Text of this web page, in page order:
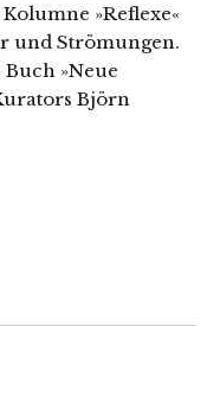
»Reflexe«
und Strömungen.
»Neue
Björn